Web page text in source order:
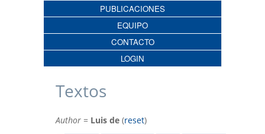
PUBLICACIONES
EQUIPO
CONTACTO
LOGIN
Textos
Author = Luis de (reset)